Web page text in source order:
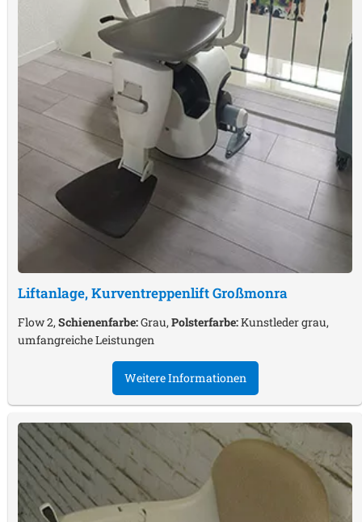
Liftanlage, KurventreppenliftGroßmonra
Flow 2,Schienenfarbe:Grau,Polsterfarbe:Kunstleder grau,
umfangreiche Leistungen
Weitere Informationen